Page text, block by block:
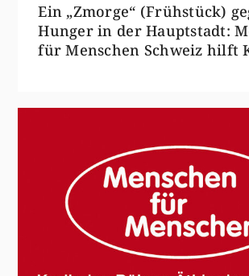
Ein „Zmorge“ (Frühstück)
Hunger in der Hauptstadt:
für Menschen Schweiz hilft